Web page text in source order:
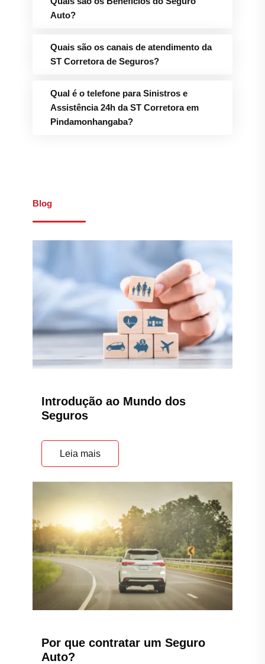
Auto?
Quais são os canais de atendimento da
ST Corretora de Seguros?
Qual é o telefone para Sinistros e
Assistência 24h da ST Corretora em
Pindamonhangaba?
Blog
Introdução ao Mundo dos
Seguros
Leia mais
Por que contratar um Seguro
Auto?